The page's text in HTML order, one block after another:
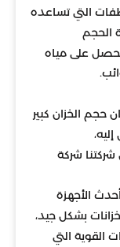
التي تساعده
الحجم
على مياه
حجم الخزان كبير
شركة
الأجهزة
بشكل جيد،
القوية التي